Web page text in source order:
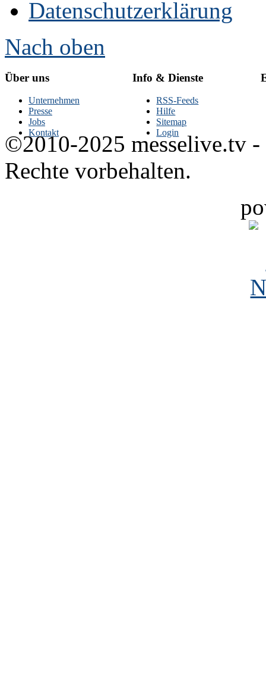
Datenschutzerklärung
Nach oben
Über uns
Unternehmen
Presse
Jobs
Kontakt
Info & Dienste
RSS-Feeds
Hilfe
Sitemap
Login
©2010-2025 messelive.tv -
Rechte vorbehalten.